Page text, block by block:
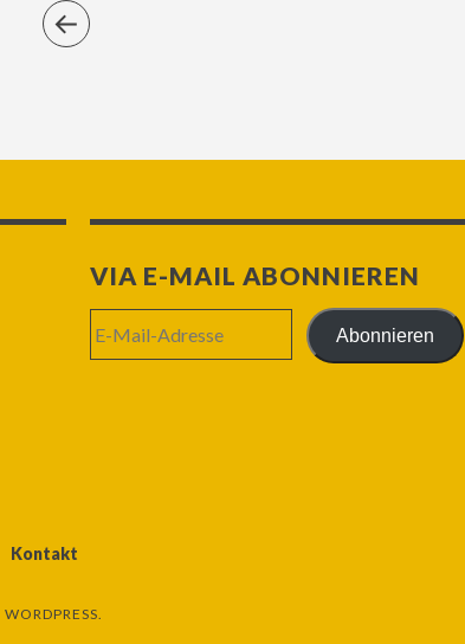
VIA E-MAIL ABONNIEREN
Mail-
Adresse
Abonnieren
Kontakt
WORDPRESS.